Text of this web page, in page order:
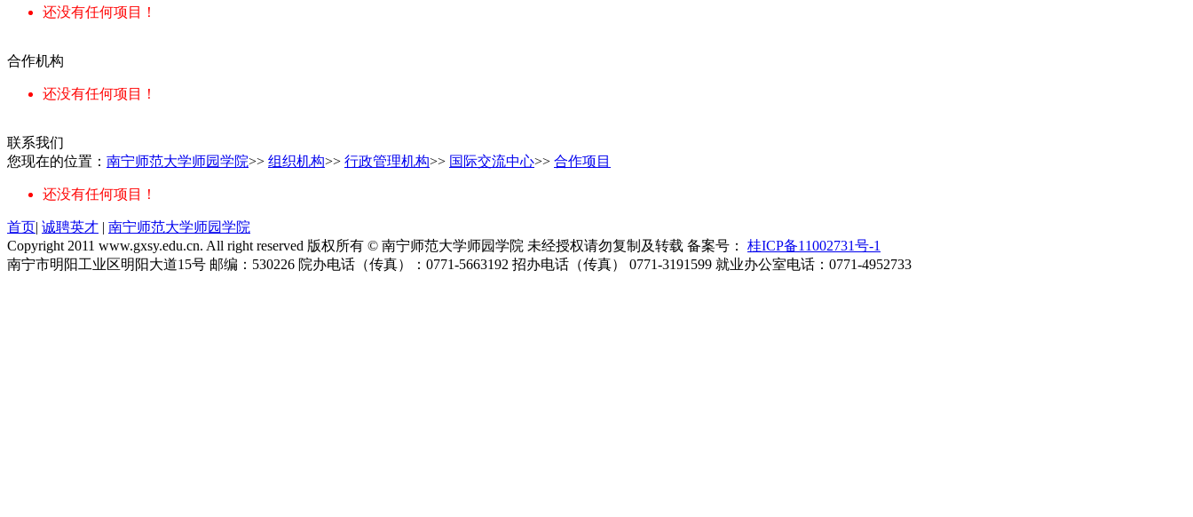
还没有任何项目！
合作机构
还没有任何项目！
联系我们
您现在的位置： 南宁师范大学师园学院>> 组织机构>> 行政管理机构>> 国际交流中心>> 合作项目
还没有任何项目！
首页| 诚聘英才 | 南宁师范大学师园学院
Copyright 2011 www.gxsy.edu.cn. All right reserved 版权所有 © 南宁师范大学师园学院 未经授权请勿复制及转载 备案号： 桂ICP备11002731号-1
南宁市明阳工业区明阳大道15号 邮编：530226 院办电话（传真）：0771-5663192 招办电话（传真） 0771-3191599 就业办公室电话：0771-4952733